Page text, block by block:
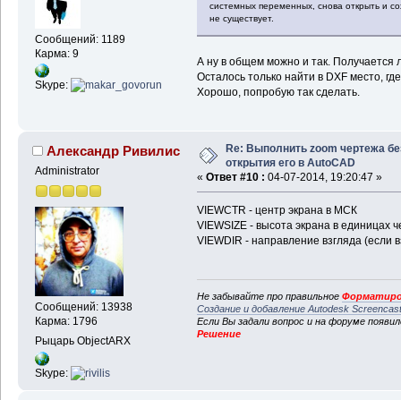
Сообщений: 1189
Карма: 9
Skype:
системных переменных, снова открыть и
не существует.
А ну в общем можно и так. Получается
Осталось только найти в DXF место,
Хорошо, попробую так сделать.
Александр Ривилис
Administrator
Сообщений: 13938
Карма: 1796
Рыцарь ObjectARX
Skype:
Re: Выполнить zoom чертежа
открытия его в AutoCAD
« Ответ #10 : 04-07-2014, 19:20:47 »
VIEWCTR - центр экрана в МСК
VIEWSIZE - высота экрана в единицах
VIEWDIR - направление взгляда (если
Не забывайте про правильное
Создание и добавление Autodesk
Если Вы задали вопрос и на форуме
Решение